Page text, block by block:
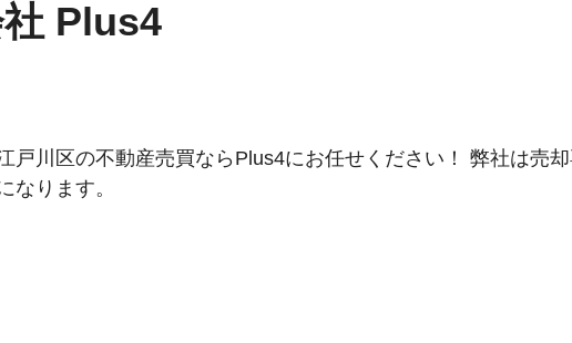
Plus4
戸川区の不動産売買ならPlus4にお任せください！ 弊社は売
なります。